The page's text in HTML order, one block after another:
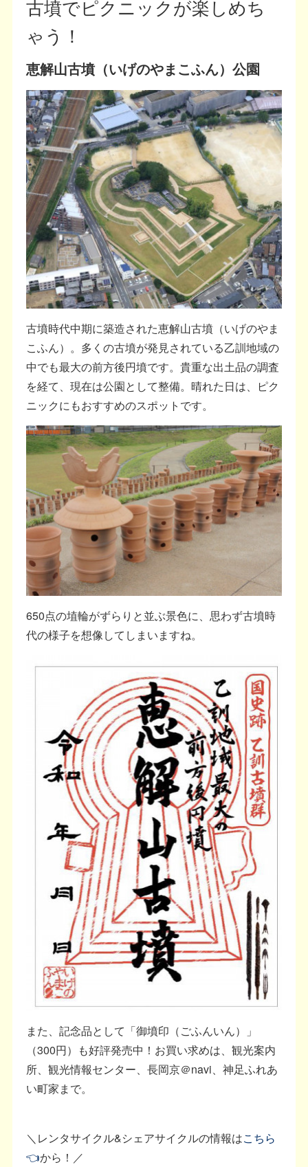
古墳でピクニックが楽しめち
ゃう！
恵解山古墳（いげのやまこふん）公園
古墳時代中期に築造された恵解山古墳（いげのやま
こふん）。多くの古墳が発見されている乙訓地域の
中でも最大の前方後円墳です。貴重な出土品の調査
を経て、現在は公園として整備。晴れた日は、ピク
ニックにもおすすめのスポットです。
650点の埴輪がずらりと並ぶ景色に、思わず古墳時
代の様子を想像してしまいますね。
また、記念品として「御墳印（ごふんいん）」
（300円）も好評発売中！お買い求めは、観光案内
所、観光情報センター、長岡京＠navi、神足ふれあ
い町家まで。
＼レンタサイクル&シェアサイクルの情報はこちら
👈から！／